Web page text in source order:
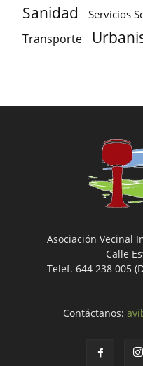
Sanidad Servicios
Transporte
Asociación Vecinal
Calle
Telef. 644 238 005
Contáctanos: